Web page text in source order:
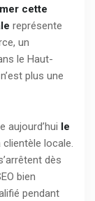
cette
représente
un
le Haut-
plus une
aujourd’hui le
locale.
dès
bien
pendant